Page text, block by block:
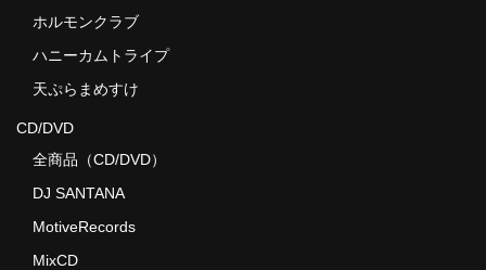
ホルモンクラブ
ハニーカムトライプ
天ぷらまめすけ
CD/DVD
全商品（CD/DVD）
DJ SANTANA
MotiveRecords
MixCD